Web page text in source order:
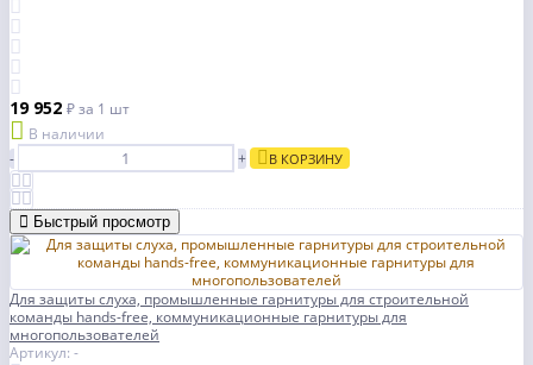
19 952 ₽за 1 шт
В наличии
-
+ В КОРЗИНУ
Быстрый просмотр
Для защиты слуха, промышленные гарнитуры для строительной
команды hands-free, коммуникационные гарнитуры для
многопользователей
Артикул: -